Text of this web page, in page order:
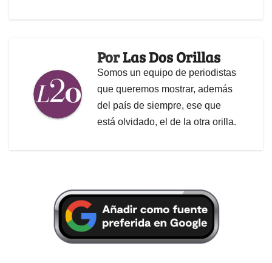
PorLas Dos Orillas
Somos un equipo de periodistas
que queremos mostrar, además
del país de siempre, ese que
está olvidado, el de la otra orilla.